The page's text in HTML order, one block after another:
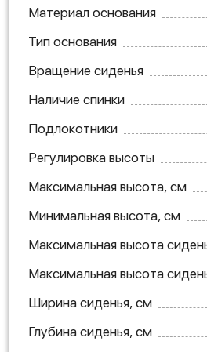
Материал основания
Тип основания
Вращение сиденья
Наличие спинки
Подлокотники
Регулировка высоты
Максимальная высота, см
Минимальная высота, см
Максимальная высота
Максимальная высота
Ширина сиденья, см
Глубина сиденья, см